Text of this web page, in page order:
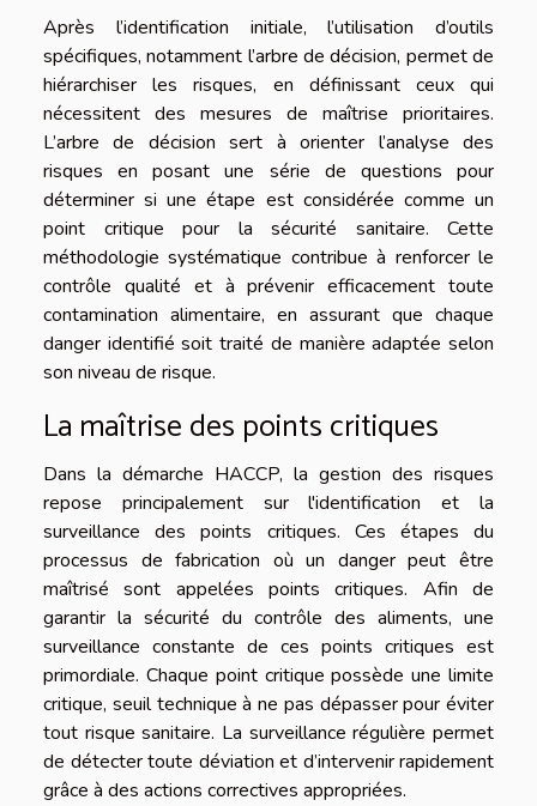
Après l’identification initiale, l’utilisation d’outils
spécifiques, notamment l’arbre de décision, permet de
hiérarchiser les risques, en définissant ceux qui
nécessitent des mesures de maîtrise prioritaires.
L’arbre de décision sert à orienter l’analyse des
risques en posant une série de questions pour
déterminer si une étape est considérée comme un
point critique pour la sécurité sanitaire. Cette
méthodologie systématique contribue à renforcer le
contrôle qualité et à prévenir efficacement toute
contamination alimentaire, en assurant que chaque
danger identifié soit traité de manière adaptée selon
son niveau de risque.
La maîtrise des points critiques
Dans la démarche HACCP, la gestion des risques
repose principalement sur l'identification et la
surveillance des points critiques. Ces étapes du
processus de fabrication où un danger peut être
maîtrisé sont appelées points critiques. Afin de
garantir la sécurité du contrôle des aliments, une
surveillance constante de ces points critiques est
primordiale. Chaque point critique possède une limite
critique, seuil technique à ne pas dépasser pour éviter
tout risque sanitaire. La surveillance régulière permet
de détecter toute déviation et d’intervenir rapidement
grâce à des actions correctives appropriées.